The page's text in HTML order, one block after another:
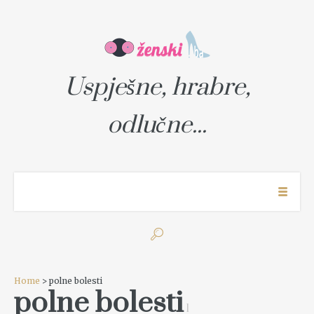
Uspješne, hrabre,
odlučne...
Home > polne bolesti
polne bolesti1